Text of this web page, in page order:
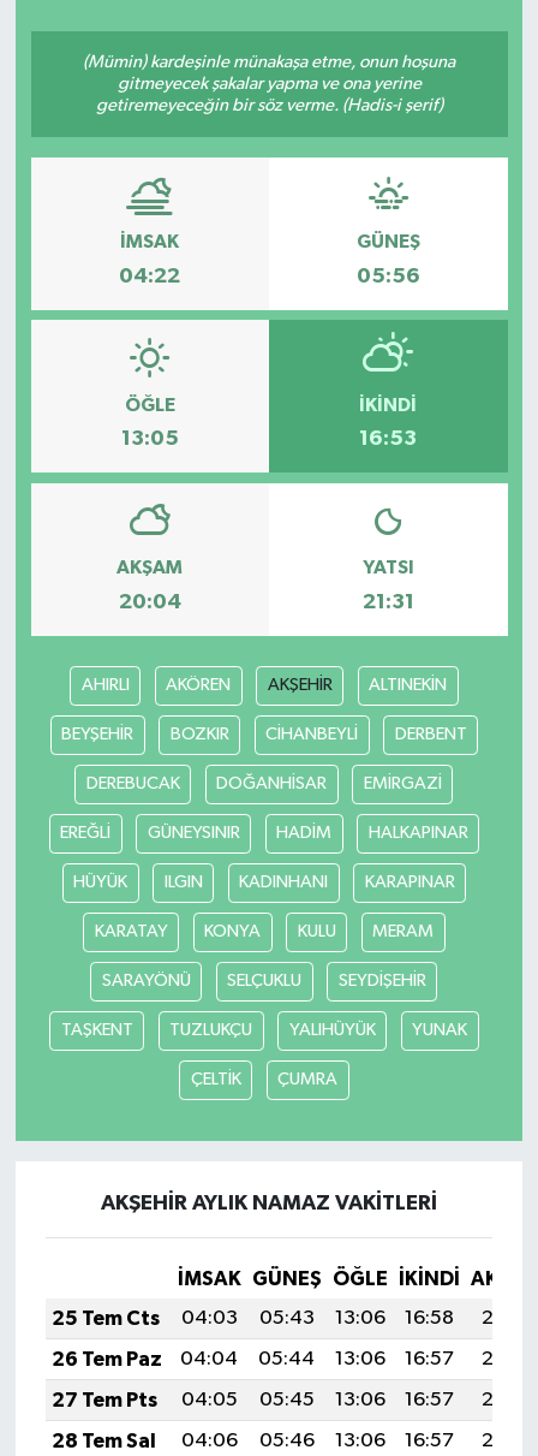
(Mümin) kardeşinle münakaşa etme, onun hoşuna
gitmeyecek şakalar yapma ve ona yerine
getiremeyeceğin bir söz verme. (Hadis-i şerif)
İMSAK
04:22
GÜNEŞ
05:56
ÖĞLE
13:05
İKINDI
16:53
AKŞAM
20:04
YATSI
21:31
AHIRLI AKÖREN AKŞEHİR ALTINEKİN
BEYŞEHİR BOZKIR CİHANBEYLİ DERBENT
DEREBUCAK DOĞANHİSAR EMİRGAZİ
EREĞLİ GÜNEYSINIR HADİM HALKAPINAR
HÜYÜK ILGIN KADINHANI KARAPINAR
KARATAY KONYA KULU MERAM
SARAYÖNÜ SELÇUKLU SEYDİŞEHİR
TAŞKENT TUZLUKÇU YALIHÜYÜK YUNAK
ÇELTİK ÇUMRA
AKŞEHİR AYLIK NAMAZ VAKITLERI
İMSAK GÜNEŞ ÖĞLE İKINDI
25 Tem Cts
04:03 05:43 13:06 16:58
20:18
26 Tem Paz
04:04 05:44 13:06 16:57
20:18
27 Tem Pts
04:05 05:45 13:06 16:57
20:17
28 Tem Sal
04:06 05:46 13:06 16:57
20:16